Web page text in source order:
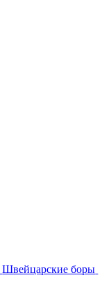
Швейцарские боры